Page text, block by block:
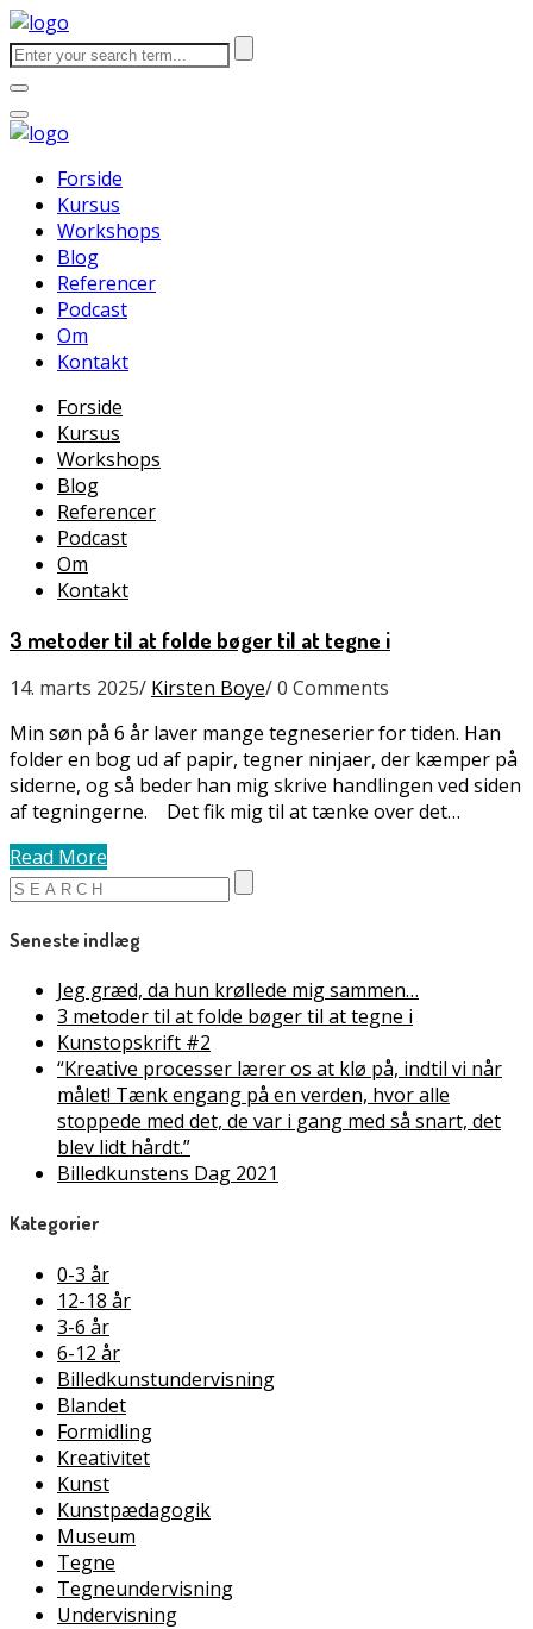
Forside
Kursus
Workshops
Blog
Referencer
Podcast
Om
Kontakt
Forside
Kursus
Workshops
Blog
Referencer
Podcast
Om
Kontakt
3 metoder til at folde bøger til at tegne i
14. marts 2025/ Kirsten Boye/0 Comments
Min søn på 6 år laver mange tegneserier for tiden. Han
folder en bog ud af papir, tegner ninjaer, der kæmper på
siderne, og så beder han mig skrive handlingen ved siden
af tegningerne. Det fik mig til at tænke over det…
Read More
Seneste indlæg
Jeg græd, da hun krøllede mig sammen…
3 metoder til at folde bøger til at tegne i
Kunstopskrift #2
“Kreative processer lærer os at klø på, indtil vi når
målet! Tænk engang på en verden, hvor alle
stoppede med det, de var i gang med så snart, det
blev lidt hårdt.”
Billedkunstens Dag 2021
Kategorier
0-3 år
12-18 år
3-6 år
6-12 år
Billedkunstundervisning
Blandet
Formidling
Kreativitet
Kunst
Kunstpædagogik
Museum
Tegne
Tegneundervisning
Undervisning